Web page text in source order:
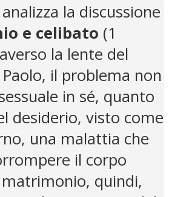
la discussione
e celibato (1
la lente del
il problema non
in sé, quanto
desiderio, visto come
una malattia che
il corpo
matrimonio, quindi,